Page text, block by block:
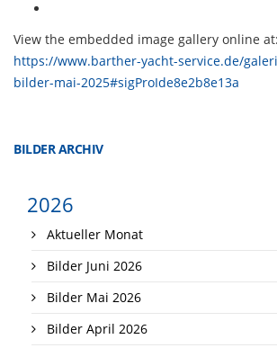
View the embedded image gallery online at:
https://www.barther-yacht-service.de/
bilder-mai-2025#sigProIde8e2b8e13a
BILDER ARCHIV
2026
Aktueller Monat
Bilder Juni 2026
Bilder Mai 2026
Bilder April 2026